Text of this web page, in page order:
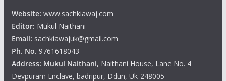
Website: www.sachkiawaj.com
Editor: Mukul Naithani
Email: sachkiawajuk@gmail.com
Ph. No. 9761618043
Address: Mukul Naithani, Naithani House, Lane No. 4
Devpuram Enclave, badripur, Ddun, Uk-248005